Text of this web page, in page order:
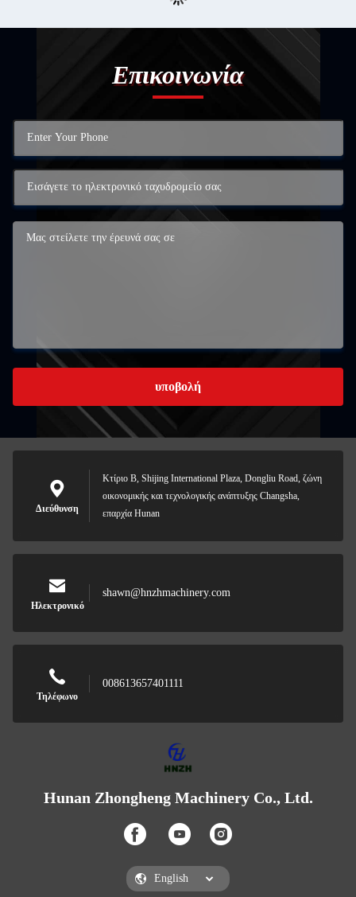
Επικοινωνία
υποβολή
Διεύθυνση
Κτίριο Β, Shijing International Plaza, Dongliu Road, ζώνη
οικονομικής και τεχνολογικής ανάπτυξης Changsha,
επαρχία Hunan
Ηλεκτρονικό
shawn@hnzhmachinery.com
Τηλέφωνο
008613657401111
Hunan Zhongheng Machinery Co., Ltd.